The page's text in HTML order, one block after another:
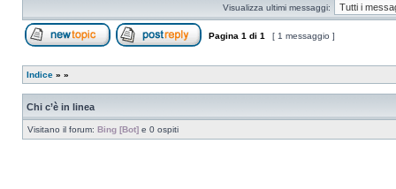
Visualizza ultimi messaggi:
Pagina 1 di 1 [ 1 messaggio ]
Indice » »
Chi c’è in linea
Visitano il forum: Bing [Bot] e 0 ospiti